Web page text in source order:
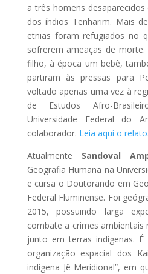
a três homens
dos índios Tenharim. Mais
etnias foram refugiados no
sofrerem ameaças de morte.
filho, à época um bebê,
partiram às pressas para
voltado apenas uma vez à
de Estudos Afro-
Universidade Federal do
colaborador. Leia aqui o relato
Atualmente Sandoval
Geografia Humana na
e cursa o Doutorando em
Federal Fluminense. Foi
2015, possuindo larga
combate a crimes ambientais
junto em terras indígenas.
organização espacial dos
indígena Jê Meridional”, em